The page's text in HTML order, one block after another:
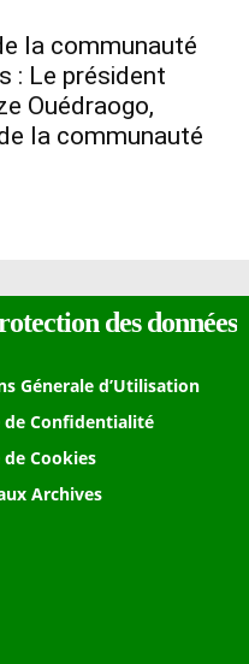
la communauté
: Le président
Ouédraogo,
la communauté
des données
Génerale d’Utilisation
de Confidentialité
Cookies
Archives